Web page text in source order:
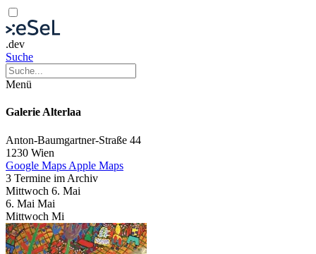
.dev
Suche
Menü
Galerie Alterlaa
Anton-Baumgartner-Straße 44
1230 Wien
Google Maps Apple Maps
3 Termine im Archiv
Mittwoch 6. Mai
6. Mai Mai
Mittwoch Mi